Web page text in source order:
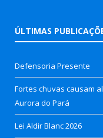
ÚLTIMAS
Defensoria Presente
Fortes chuvas causam
Aurora do Pará
Lei Aldir Blanc 2026